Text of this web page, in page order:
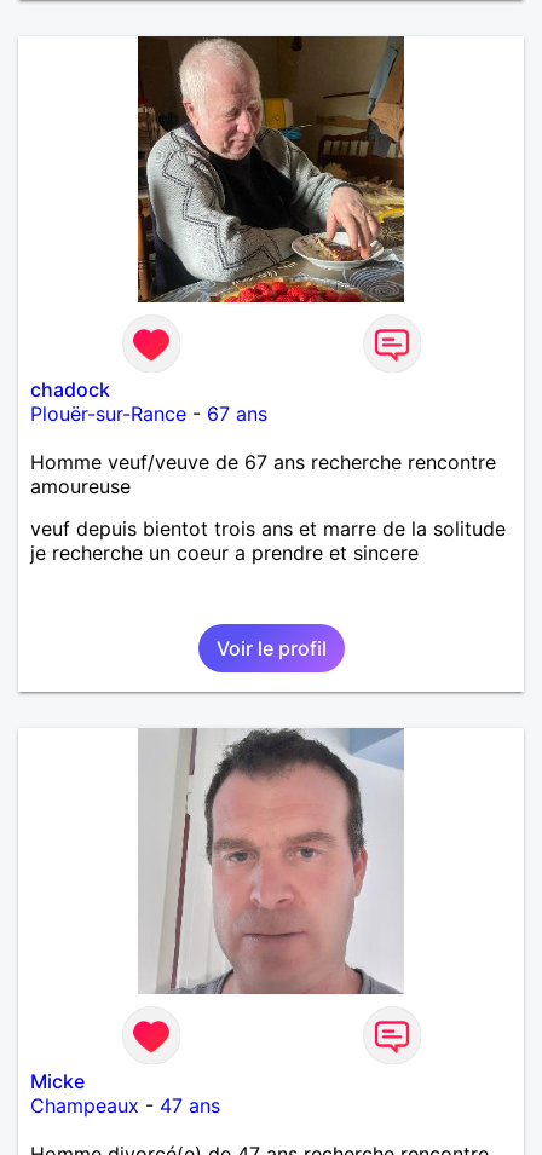
chadock
Plouër-sur-Rance - 67 ans
Homme veuf/veuve de 67 ans recherche rencontre
amoureuse
veuf depuis bientot trois ans et marre de la solitude
je recherche un coeur a prendre et sincere
Voir le profil
Micke
Champeaux - 47 ans